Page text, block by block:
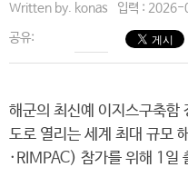
Written by. konas 입력 :
공유:
해군의 최신예 이지스구축
도로 열리는 세계 최대 규모
·RIMPAC) 참가를 위해 1일